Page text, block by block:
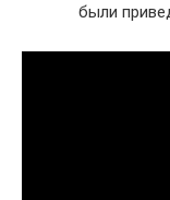
были